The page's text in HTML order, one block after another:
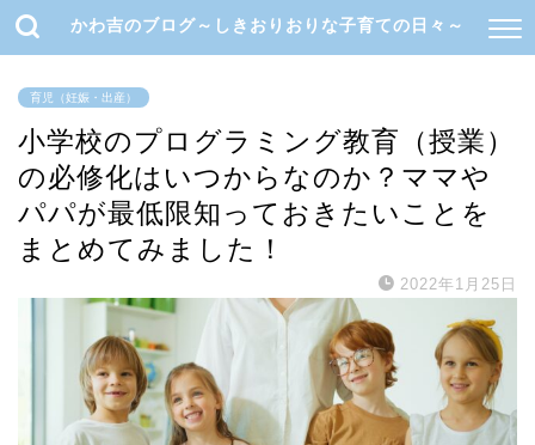
かわ吉のブログ～しきおりおりな子育ての日々～
育児（妊娠・出産）
小学校のプログラミング教育（授業）
の必修化はいつからなのか？ママや
パパが最低限知っておきたいことを
まとめてみました！
2022年1月25日